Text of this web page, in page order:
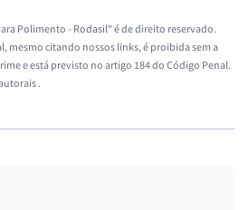
Polimento - Rodasil" é de direito reservado.
mesmo citando nossos links, é proibida sem a
e está previsto no artigo 184 do Código Penal.
.